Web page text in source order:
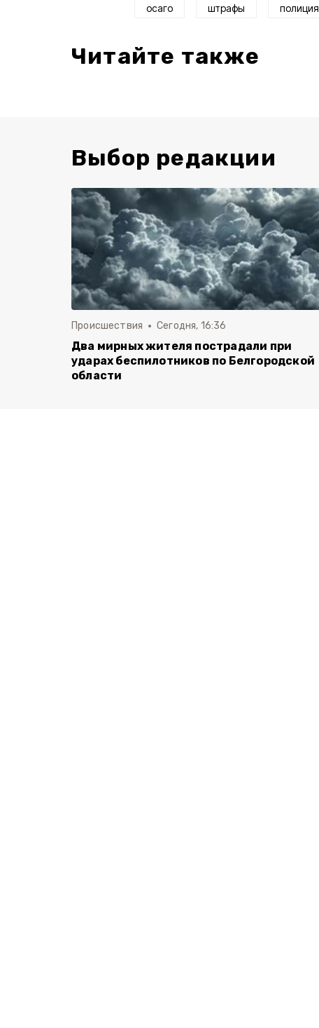
осаго штрафы полиция
Читайте также
Выбор редакции
Происшествия Сегодня, 16:36
Два мирных жителя пострадали при
ударах беспилотников по Белгородской
области